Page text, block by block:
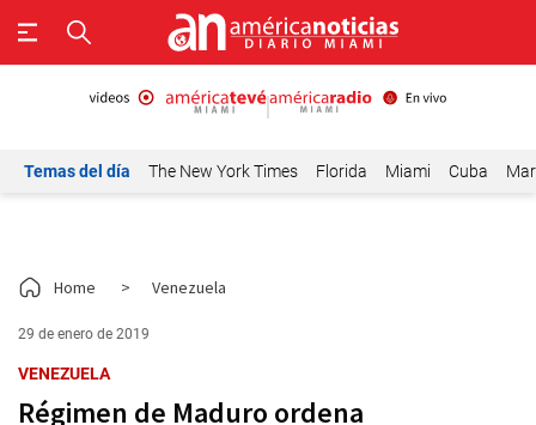
Temas del día The New York Times Florida Miami Cuba
Home > Venezuela
29 de enero de 2019
VENEZUELA
Régimen de Maduro ordena